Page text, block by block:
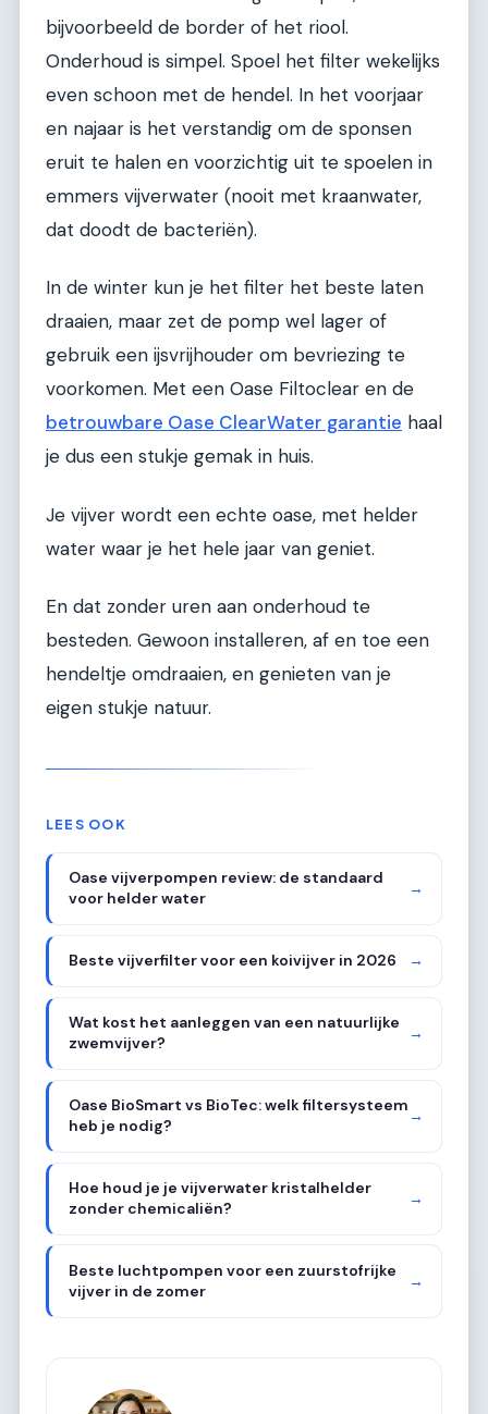
bijvoorbeeld de border of het riool.
Onderhoud is simpel. Spoel het filter wekelijks
even schoon met de hendel. In het voorjaar
en najaar is het verstandig om de sponsen
eruit te halen en voorzichtig uit te spoelen in
emmers vijverwater (nooit met kraanwater,
dat doodt de bacteriën).
In de winter kun je het filter het beste laten
draaien, maar zet de pomp wel lager of
gebruik een ijsvrijhouder om bevriezing te
voorkomen. Met een Oase Filtoclear en de
betrouwbare Oase ClearWater garantie haal
je dus een stukje gemak in huis.
Je vijver wordt een echte oase, met helder
water waar je het hele jaar van geniet.
En dat zonder uren aan onderhoud te
besteden. Gewoon installeren, af en toe een
hendeltje omdraaien, en genieten van je
eigen stukje natuur.
LEES OOK
Oase vijverpompen review: de standaard
voor helder water
→
Beste vijverfilter voor een koivijver in 2026 →
Wat kost het aanleggen van een natuurlijke
zwemvijver?
→
Oase BioSmart vs BioTec: welk filtersysteem
heb je nodig?
→
Hoe houd je je vijverwater kristalhelder
zonder chemicaliën?
→
Beste luchtpompen voor een zuurstofrijke
vijver in de zomer
→